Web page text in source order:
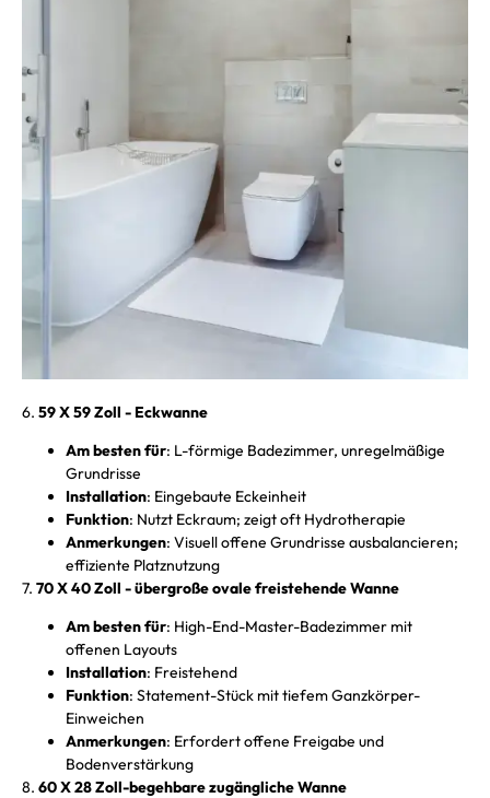
6. 59 X 59 Zoll - Eckwanne
Am besten für: L-förmige Badezimmer, unregelmäßige
Grundrisse
Installation: Eingebaute Eckeinheit
Funktion: Nutzt Eckraum; zeigt oft Hydrotherapie
Anmerkungen: Visuell offene Grundrisse ausbalancieren;
effiziente Platznutzung
7. 70 X 40 Zoll - übergroße ovale freistehende Wanne
Am besten für: High-End-Master-Badezimmer mit
offenen Layouts
Installation: Freistehend
Funktion: Statement-Stück mit tiefem Ganzkörper-
Einweichen
Anmerkungen: Erfordert offene Freigabe und
Bodenverstärkung
8. 60 X 28 Zoll-begehbare zugängliche Wanne